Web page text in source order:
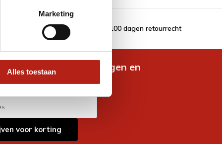
Marketing
Alles toestaan
100 dagen retourrecht
nieuwste aanbiedingen en
voor korting